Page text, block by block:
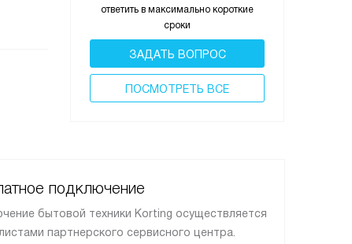
ответить в максимально короткие
сроки
ЗАДАТЬ ВОПРОС
ПОCМОТРЕТЬ ВСЕ
подключение
бытовой техники Korting осуществляется
партнерского сервисного центра.